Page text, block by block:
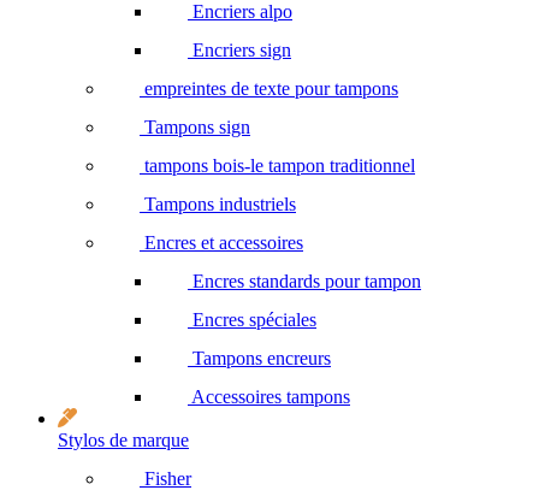
Encriers alpo
Encriers sign
empreintes de texte pour tampons
Tampons sign
tampons bois-le tampon traditionnel
Tampons industriels
Encres et accessoires
Encres standards pour tampon
Encres spéciales
Tampons encreurs
Accessoires tampons
Stylos de marque
Fisher